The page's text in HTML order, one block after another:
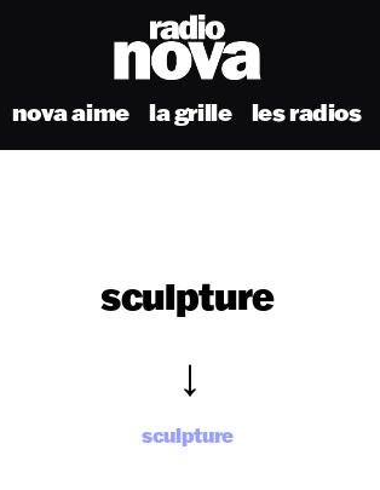
nova aime la grille les radios
sculpture
sculpture